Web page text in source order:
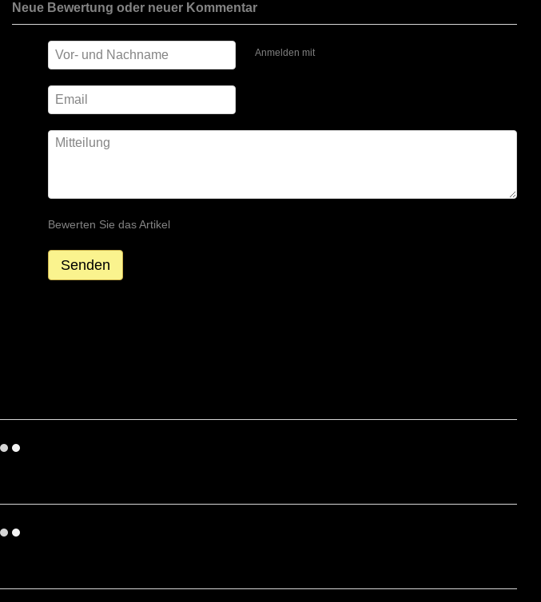
Neue Bewertung oder neuer Kommentar
Anmelden mit
Bewerten Sie das Artikel
Senden